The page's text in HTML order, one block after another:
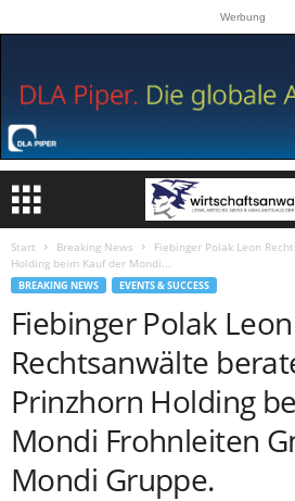
Werbung
Start Breaking News
Fiebinger Polak Leon
Holding beim Kauf der Mondi...
BREAKING NEWS EVENTS & SUCCESS
Fiebinger Polak Leon
Rechtsanwälte
Prinzhorn Holding
Mondi Frohnleiten
Mondi Gruppe.